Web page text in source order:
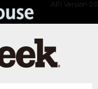
API Version 2.0